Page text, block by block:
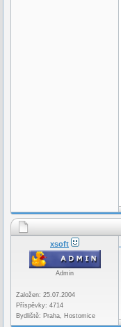
xsoft
Admin
Založen: 25.07.2004
Příspěvky: 4714
Bydliště: Praha, Hostomice